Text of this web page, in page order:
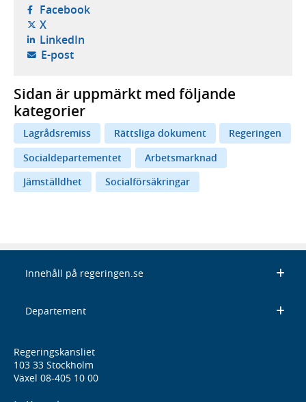
Facebook- öppnas i ny flik, extern webbplats,
X- öppnas i ny flik, extern webbplats,
LinkedIn- öppnas i ny flik, extern webbplats,
E-post- öppnar din e-postklient,
Sidan är uppmärkt med följande
kategorier
Lagrådsremiss Rättsliga dokument
Regeringen
Socialdepartementet
Arbetsmarknad
Jämställdhet
Socialförsäkringar
Innehåll på regeringen.se
Departement
Regeringskansliet
103 33 Stockholm
Växel 08-405 10 00